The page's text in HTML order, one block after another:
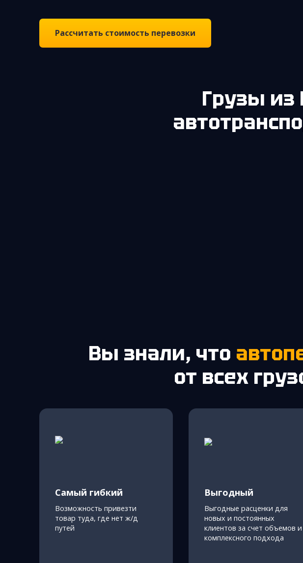
Рассчитать стоимость перевозки
Грузы
Вы знали, что
от всех
Самый гибкий
Возможность привезти
товар туда, где нет ж/д
путей
Выгодный
Выгодные расценки для
новых и постоянных
клиентов за счет объемов и
комплексного подхода